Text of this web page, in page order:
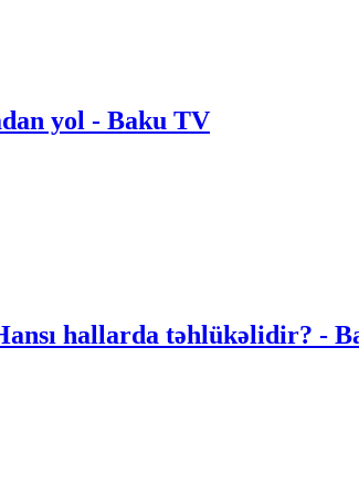
yol - Baku TV
hallarda təhlükəlidir? -